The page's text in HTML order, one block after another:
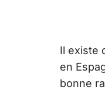
Il existe
en
bonne